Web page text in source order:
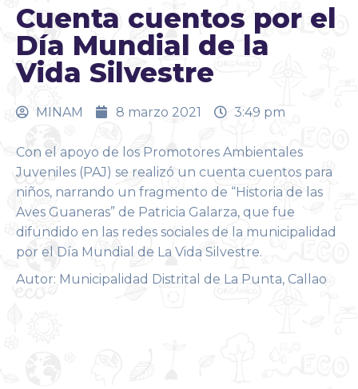
Cuenta cuentos por el
Día Mundial de la
Vida Silvestre
MINAM 8 marzo 2021 3:49 pm
Con el apoyo de los Promotores Ambientales
Juveniles (PAJ) se realizó un cuenta cuentos para
niños, narrando un fragmento de “Historia de las
Aves Guaneras” de Patricia Galarza, que fue
difundido en las redes sociales de la municipalidad
por el Día Mundial de La Vida Silvestre.
Autor: Municipalidad Distrital de La Punta, Callao